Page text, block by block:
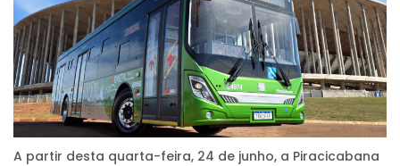
A partir desta quarta-feira, 24 de junho, a Piracicabana